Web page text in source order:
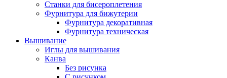
Станки для бисероплетения
Фурнитура для бижутерии
Фурнитура декоративная
Фурнитура техническая
Вышивание
Иглы для вышивания
Канва
Без рисунка